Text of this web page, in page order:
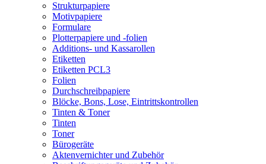
Strukturpapiere
Motivpapiere
Formulare
Plotterpapiere und -folien
Additions- und Kassarollen
Etiketten
Etiketten PCL3
Folien
Durchschreibpapiere
Blöcke, Bons, Lose, Eintrittskontrollen
Tinten & Toner
Tinten
Toner
Bürogeräte
Aktenvernichter und Zubehör